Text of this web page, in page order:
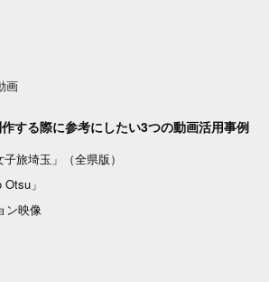
画
する際に参考にしたい3つの動画活用事例
旅埼玉」（全県版）
」
ン映像